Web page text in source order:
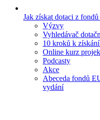
Jak získat dotaci z
Výzvy
Vyhledávač
10 kroků k
Online kurz
Podcasty
Akce
Abeceda fondů
vydání